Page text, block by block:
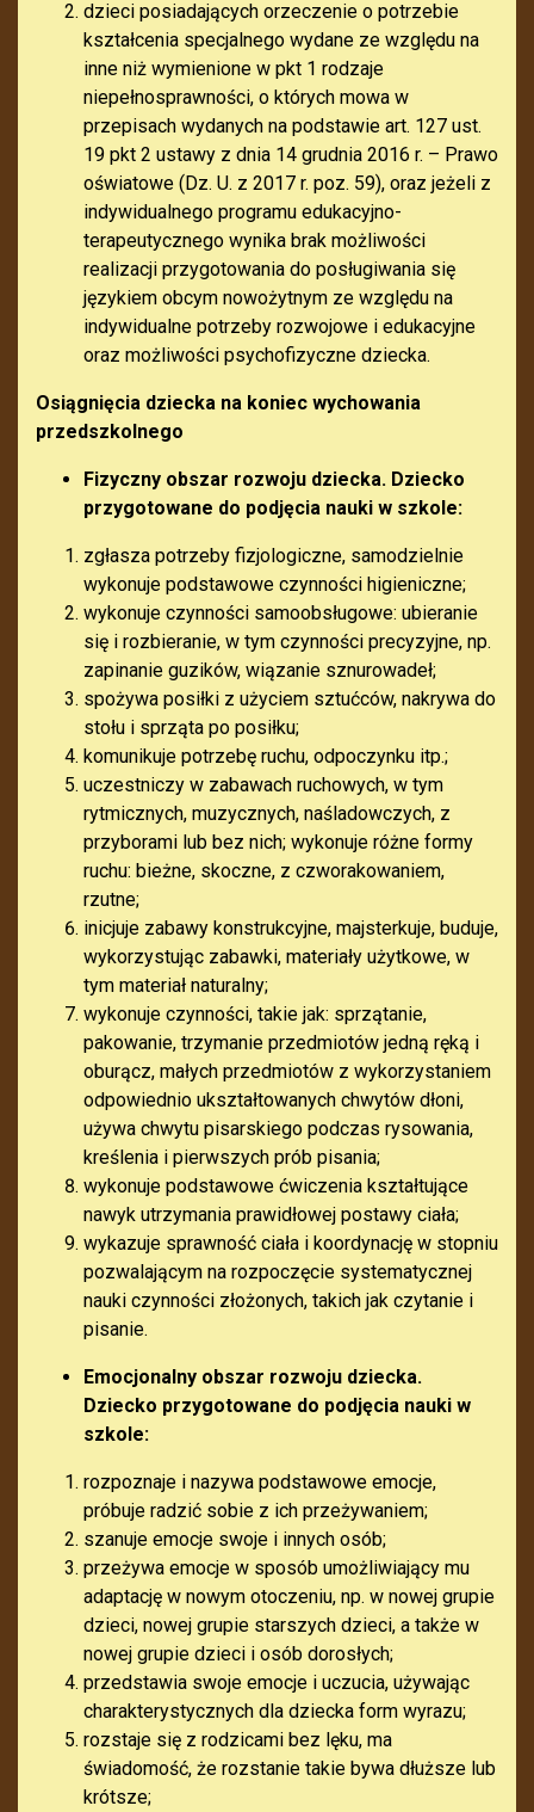
dzieci posiadających orzeczenie o potrzebie
kształcenia specjalnego wydane ze względu na
inne niż wymienione w pkt 1 rodzaje
niepełnosprawności, o których mowa w
przepisach wydanych na podstawie art. 127 ust.
19 pkt 2 ustawy z dnia 14 grudnia 2016 r. – Prawo
oświatowe (Dz. U. z 2017 r. poz. 59), oraz jeżeli z
indywidualnego programu edukacyjno-
terapeutycznego wynika brak możliwości
realizacji przygotowania do posługiwania się
językiem obcym nowożytnym ze względu na
indywidualne potrzeby rozwojowe i edukacyjne
oraz możliwości psychofizyczne dziecka.
Osiągnięcia dziecka na koniec wychowania
przedszkolnego
Fizyczny obszar rozwoju dziecka. Dziecko
przygotowane do podjęcia nauki w szkole:
zgłasza potrzeby fizjologiczne, samodzielnie
wykonuje podstawowe czynności higieniczne;
wykonuje czynności samoobsługowe: ubieranie
się i rozbieranie, w tym czynności precyzyjne, np.
zapinanie guzików, wiązanie sznurowadeł;
spożywa posiłki z użyciem sztućców, nakrywa do
stołu i sprząta po posiłku;
komunikuje potrzebę ruchu, odpoczynku itp.;
uczestniczy w zabawach ruchowych, w tym
rytmicznych, muzycznych, naśladowczych, z
przyborami lub bez nich; wykonuje różne formy
ruchu: bieżne, skoczne, z czworakowaniem,
rzutne;
inicjuje zabawy konstrukcyjne, majsterkuje, buduje,
wykorzystując zabawki, materiały użytkowe, w
tym materiał naturalny;
wykonuje czynności, takie jak: sprzątanie,
pakowanie, trzymanie przedmiotów jedną ręką i
oburącz, małych przedmiotów z wykorzystaniem
odpowiednio ukształtowanych chwytów dłoni,
używa chwytu pisarskiego podczas rysowania,
kreślenia i pierwszych prób pisania;
wykonuje podstawowe ćwiczenia kształtujące
nawyk utrzymania prawidłowej postawy ciała;
wykazuje sprawność ciała i koordynację w stopniu
pozwalającym na rozpoczęcie systematycznej
nauki czynności złożonych, takich jak czytanie i
pisanie.
Emocjonalny obszar rozwoju dziecka.
Dziecko przygotowane do podjęcia nauki w
szkole:
rozpoznaje i nazywa podstawowe emocje,
próbuje radzić sobie z ich przeżywaniem;
szanuje emocje swoje i innych osób;
przeżywa emocje w sposób umożliwiający mu
adaptację w nowym otoczeniu, np. w nowej grupie
dzieci, nowej grupie starszych dzieci, a także w
nowej grupie dzieci i osób dorosłych;
przedstawia swoje emocje i uczucia, używając
charakterystycznych dla dziecka form wyrazu;
rozstaje się z rodzicami bez lęku, ma
świadomość, że rozstanie takie bywa dłuższe lub
krótsze;